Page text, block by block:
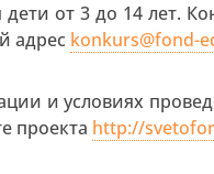
от 3 до 14 лет.
адрес konkurs@fond-
и условиях
проекта http://